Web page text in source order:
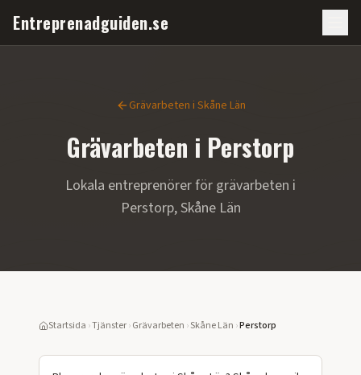
Entreprenadguiden.se
Grävarbeten i Skåne Län
Grävarbeten i Perstorp
Lokala entreprenörer för grävarbeten i
Perstorp,Skåne Län
Startsida ›Tjänster›Grävarbeten ›Skåne Län ›Perstorp